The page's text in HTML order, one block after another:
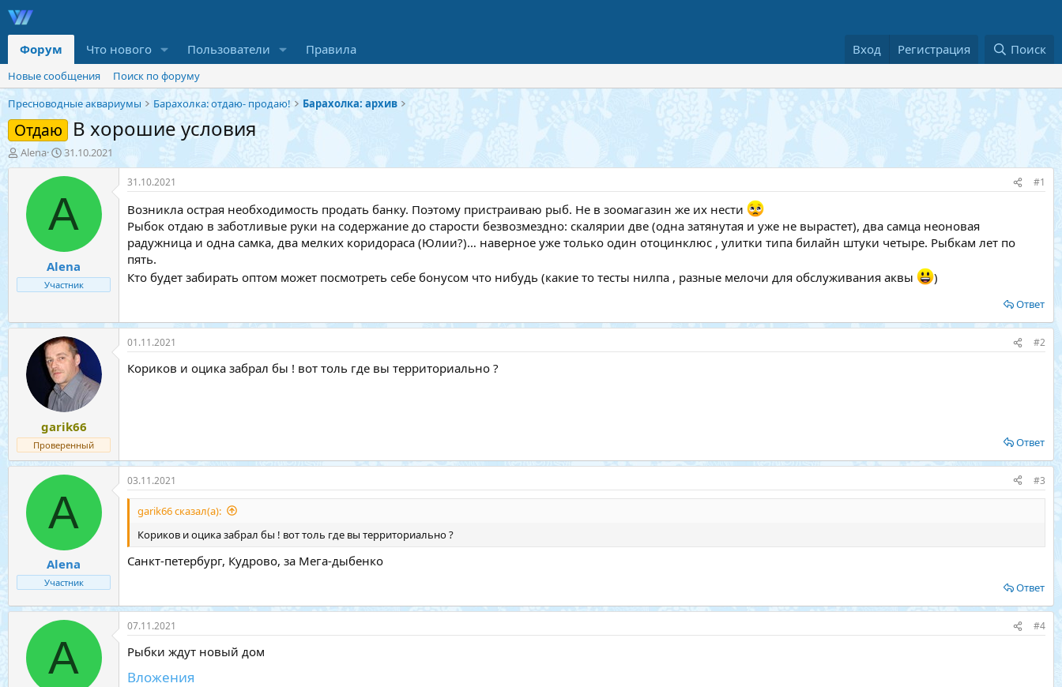
Форум Что нового Пользователи Правила Вход Регистрация Поиск
Новые сообщения
Поиск по форуму
Пресноводные аквариумы
Барахолка: отдаю- продаю! Барахолка: архив
Отдаю В хорошие условия
А
в
Alena
Д
а
т
н
а
а
л
а
31.10.2021
A
Alena
Участник
31.10.2021 #1
Возникла острая необходимость продать банку. Поэтому пристраиваю рыб. Не в зоомагазин же их нести
Рыбок отдаю в заботливые руки на содержание до старости безвозмездно: скалярии две (одна затянутая и уже не вырастет), два самца неоновая
радужница и одна самка, два мелких коридораса (Юлии?)… наверное уже только один отоцинклюс , улитки типа билайн штуки четыре. Рыбкам лет по
пять.
Кто будет забирать оптом может посмотреть себе бонусом что нибудь (какие то тесты нилпа , разные мелочи для обслуживания аквы
)
Ответ
garik66
Проверенный
01.11.2021 #2
Кориков и оцика забрал бы ! вот толь где вы территориально ?
Ответ
A
Alena
Участник
03.11.2021 #3
garik66 сказал(а):
Кориков и оцика забрал бы ! вот толь где вы территориально ?
Санкт-петербург, Кудрово, за Мега-дыбенко
Ответ
A
07.11.2021 #4
Рыбки ждут новый дом
Вложения